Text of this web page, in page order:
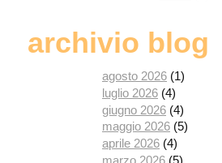
archivio blog
agosto 2026 (1)
luglio 2026 (4)
giugno 2026 (4)
maggio 2026 (5)
aprile 2026 (4)
marzo 2026 (5)